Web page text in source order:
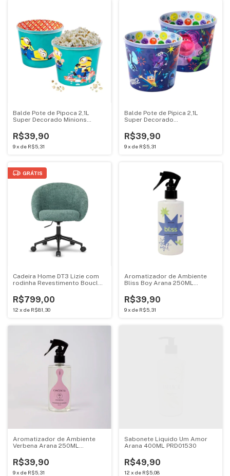
Balde Pote de Pipoca 2,1L
Super Decorado Minions
R$39,90
9x de R$5,31
Balde Pote de Pipica 2,1L
Super Decorado
R$39,90
9 x de R$5,31
GRÁTIS
Cadeira Home DT3 Lizie com
rodinha Revestimento Boucle
R$799,00
12 x de R$81,30
Aromatizador de Ambiente
Bliss Boy Arana 250ML
R$39,90
9 x de R$5,31
Aromatizador de Ambiente
Verbena Arana 250ML
R$39,90
9x de R$5,31
Sabonete Liquido Um Amor
Arana 400ML PRD01530
R$49,90
12 x de R$5,08